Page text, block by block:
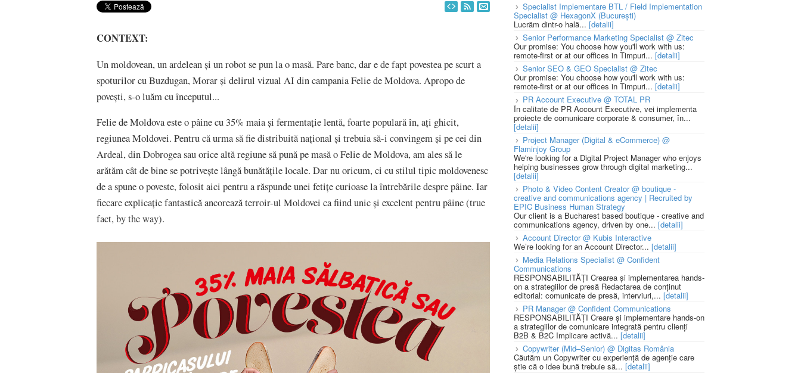
CONTEXT:
Un moldovean, un ardelean și un robot se pun la o masă. Pare banc, dar e de fapt povestea pe scurt a
spoturilor cu Buzdugan, Morar și delirul vizual AI din campania Felie de Moldova. Apropo de
povești, s-o luăm cu începutul...
Felie de Moldova este o pâine cu 35% maia și fermentație lentă, foarte populară în, ați ghicit,
regiunea Moldovei. Pentru că urma să fie distribuită național și trebuia să-i convingem și pe cei din
Ardeal, din Dobrogea sau orice altă regiune să pună pe masă o Felie de Moldova, am ales să le
arătăm cât de bine se potrivește lângă bunătățile locale. Dar nu oricum, ci cu stilul tipic moldovenesc
de a spune o poveste, folosit aici pentru a răspunde unei fetițe curioase la întrebările despre pâine. Iar
fiecare explicație fantastică ancorează terroir-ul Moldovei ca fiind unic și excelent pentru pâine (true
fact, by the way).
Specialist Implementare BTL / Field Implementation
Specialist @ HexagonX (București)
Lucrăm dintr-o hală... [detalii]
Senior Performance Marketing Specialist @ Zitec
Our promise: You choose how you'll work with us:
remote-first or at our offices in Timpuri... [detalii]
Senior SEO & GEO Specialist @ Zitec
Our promise: You choose how you'll work with us:
remote-first or at our offices in Timpuri... [detalii]
PR Account Executive @ TOTAL PR
În calitate de PR Account Executive, vei implementa
proiecte de comunicare corporate & consumer, în...
[detalii]
Project Manager (Digital & eCommerce) @
Flaminjoy Group
We're looking for a Digital Project Manager who enjoys
helping businesses grow through digital marketing...
[detalii]
Photo & Video Content Creator @ boutique -
creative and communications agency | Recruited by
EPIC Business Human Strategy
Our client is a Bucharest based boutique - creative and
communications agency, driven by one... [detalii]
Account Director @ Kubis Interactive
We’re looking for an Account Director... [detalii]
Media Relations Specialist @ Confident
Communications
RESPONSABILITĂȚI Crearea și implementarea hands-
on a strategiilor de presă Redactarea de conținut
editorial: comunicate de presă, interviuri,... [detalii]
PR Manager @ Confident Communications
RESPONSABILITĂȚI Creare și implementare hands-on
a strategiilor de comunicare integrată pentru clienți
B2B & B2C Implicare activă... [detalii]
Copywriter (Mid–Senior) @ Digitas România
Căutăm un Copywriter cu experiență de agenție care
știe că o idee bună trebuie să... [detalii]